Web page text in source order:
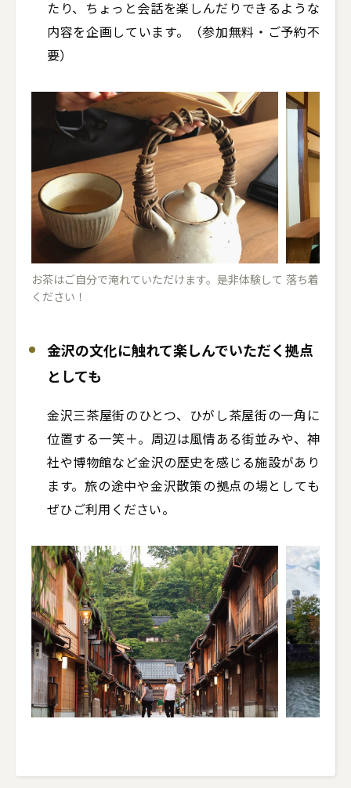
たり、ちょっと会話を楽しんだりできるような
内容を企画しています。（参加無料・ご予約不
要）
お茶はご自分で淹れていただけます。是非体験して
ください！
落ち着く和
金沢の文化に触れて楽しんでいただく拠点
としても
金沢三茶屋街のひとつ、ひがし茶屋街の一角に
位置する一笑＋。周辺は風情ある街並みや、神
社や博物館など金沢の歴史を感じる施設があり
ます。旅の途中や金沢散策の拠点の場としても
ぜひご利用ください。